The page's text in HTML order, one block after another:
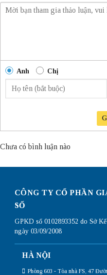
Anh Chị
Chưa có bình luận nào
CÔNG TY CỔ PHẦN
SỐ
GPKD số 0102893352 do Sở
ngày 03/09/2008
HÀ NỘI
Phòng 603 - Tòa nhà FS, 47